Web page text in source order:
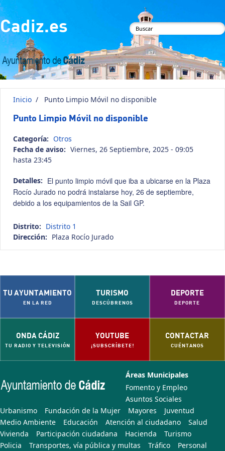
Pasar al contenido principal
Cadiz.es
Formulario de
búsqueda
Inicio / Punto Limpio Móvil no disponible
Punto Limpio Móvil no disponible
Categoría: Otros
Fecha de aviso: Viernes, 26 Septiembre, 2025 - 09:05
hasta 23:45
Detalles: El punto limpio móvil que iba a ubicarse en la Plaza
Rocío Jurado no podrá instalarse hoy, 26 de septiembre,
debido a los equipamientos de la Sail GP.
Distrito: Distrito 1
Dirección: Plaza Rocío Jurado
TU AYUNTAMIENTO
EN LA RED
TURISMO
DESCÚBRENOS
DEPORTE
DEPORTE
ONDA CÁDIZ
TU RADIO Y TELEVISIÓN
YOUTUBE
¡SUBSCRÍBETE!
CONTACTAR
CUÉNTANOS
Áreas Municipales
Fomento y Empleo
Asuntos Sociales
Urbanismo
Fundación de la Mujer Mayores
Juventud
Medio Ambiente
Educación Atención al ciudadano
Salud
Vivienda
Participación ciudadana Hacienda
Turismo
Policia
Transportes, vía pública y multas Tráfico Personal